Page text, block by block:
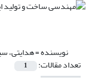
نویسنده =هدایتی،
تعداد مقالات: 1